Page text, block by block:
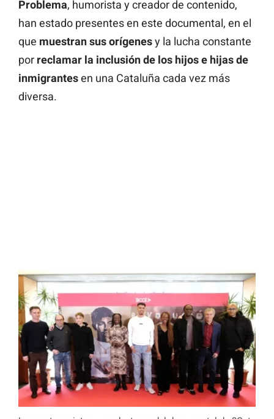
Problema, humorista y creador de contenido,
han estado presentes en este documental, en el
que muestran sus orígenesy la lucha constante
por reclamar la inclusión de los hijos e hijas de
inmigrantesen una Cataluña cada vez más
diversa.